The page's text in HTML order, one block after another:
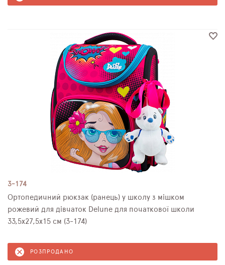
3-174
Ортопедичний рюкзак (ранець) у школу з мішком
рожевий для дівчаток Delune для початкової школи
33,5х27,5х15 см (3-174)
РОЗПРОДАНО